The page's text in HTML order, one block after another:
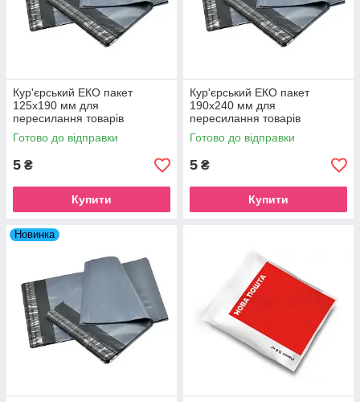
Кур'єрський ЕКО пакет
125x190 мм для
пересилання товарів
Готово до відправки
5 ₴
Купити
Кур'єрський ЕКО пакет
190x240 мм для
пересилання товарів
Готово до відправки
5 ₴
Купити
Новинка